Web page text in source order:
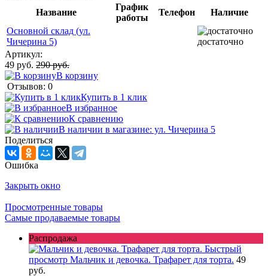
Название
График
работы
Телефон
Наличие
Основной склад (ул.
Чичерина 5)
достаточно
Артикул:
49 руб. 290 руб.
В корзину
Отзывов: 0
Купить в 1 клик
В избранное
К сравнению
В наличии в магазине: ул. Чичерина 5
Поделиться
Ошибка
Закрыть окно
Просмотренные товары
Самые продаваемые товары
Распродажа
Быстрый
просмотр Мальчик и девочка. Трафарет для торта. 49
руб.